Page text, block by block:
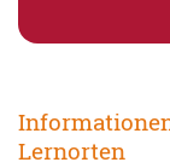
Lernorten